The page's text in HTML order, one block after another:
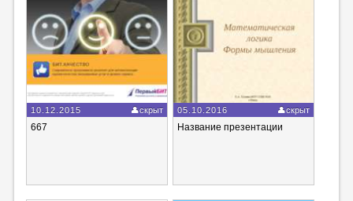
10.12.2015 скрыт
667
05.10.2016 скрыт
Название презентации